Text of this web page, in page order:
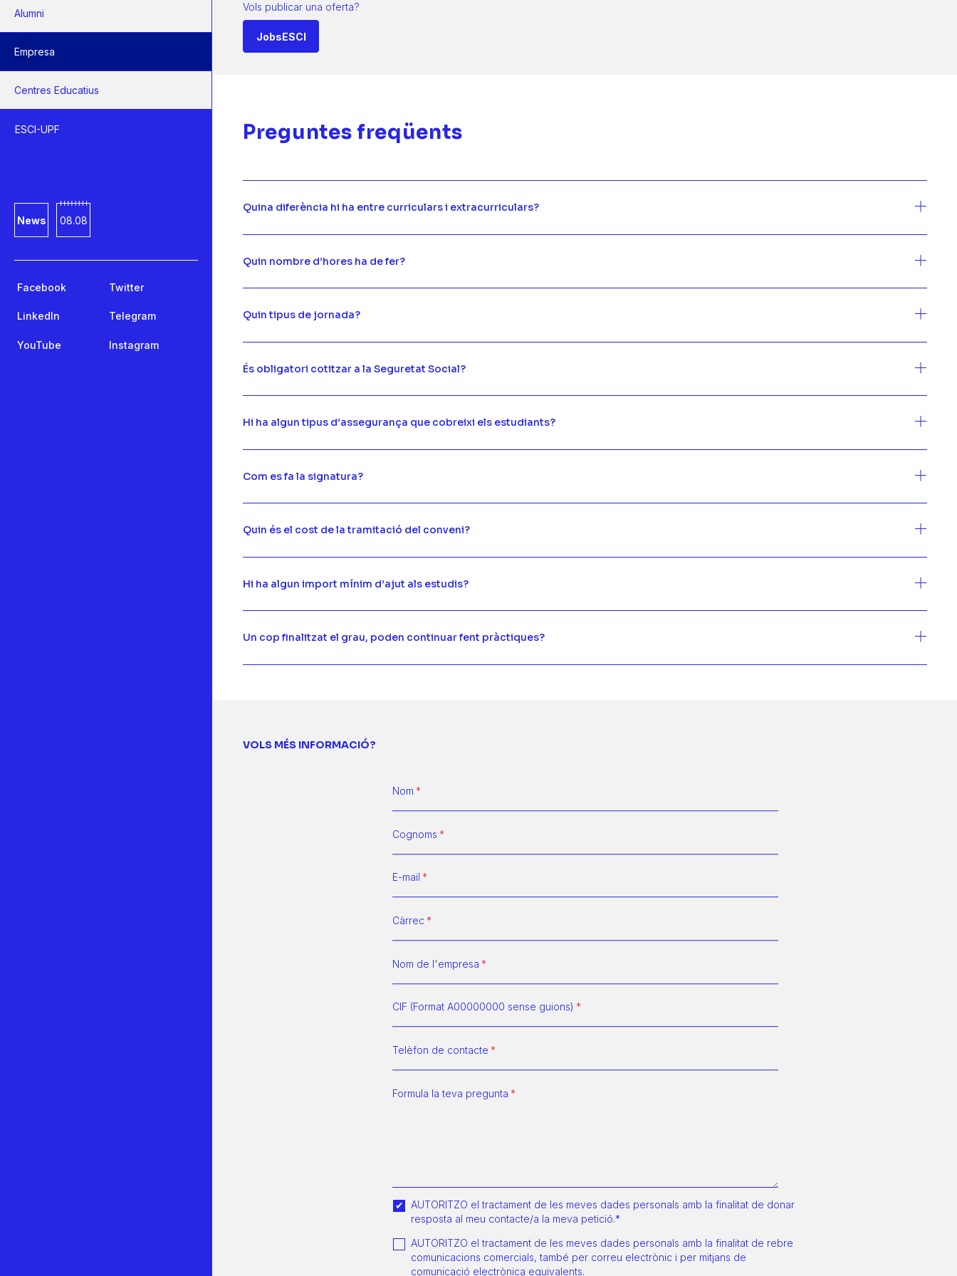
Alumni
Empresa
Centres Educatius
ESCI-UPF
News 08.08
Facebook Twitter
LinkedIn Telegram
YouTube Instagram
Vols publicar una oferta?
JobsESCI
Preguntes freqüents
Quina diferència hi ha entre curriculars i extracurriculars?
Quin nombre d’hores ha de fer?
Quin tipus de jornada?
És obligatori cotitzar a la Seguretat Social?
Hi ha algun tipus d’assegurança que cobreixi els estudiants?
Com es fa la signatura?
Quin és el cost de la tramitació del conveni?
Hi ha algun import mínim d’ajut als estudis?
Un cop finalitzat el grau, poden continuar fent pràctiques?
VOLS MÉS INFORMACIÓ?
Nom
Cognoms
E-mail
Càrrec
Nom de l'empresa
CIF (Format A00000000 sense guions)
Telèfon de contacte
Formula la teva pregunta
AUTORITZO el tractament de les meves dades personals amb la finalitat de donar
resposta al meu contacte/a la meva petició.*
AUTORITZO el tractament de les meves dades personals amb la finalitat de rebre
comunicacions comercials, també per correu electrònic i per mitjans de
comunicació electrònica equivalents.